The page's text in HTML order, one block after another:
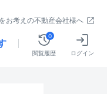
お考えの不動産会社様へ
閲覧履歴
0
ログイン